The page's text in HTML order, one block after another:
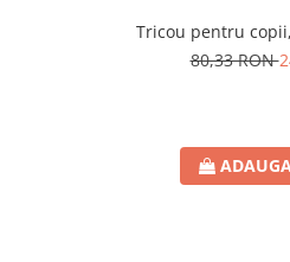
Tricou pentru
80,33 RON